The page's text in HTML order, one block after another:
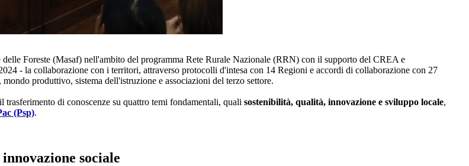
Foreste (Masaf) nell'ambito del programma Rete Rurale Nazionale (RRN) con il supporto del CREA e
- la collaborazione con i territori, attraverso protocolli d'intesa con 14 Regioni e accordi di collaborazione con 27
produttivo, sistema dell'istruzione e associazioni del terzo settore.
di conoscenze su quattro temi fondamentali, quali sostenibilità, qualità, innovazione e sviluppo locale,
(Psp).
sociale